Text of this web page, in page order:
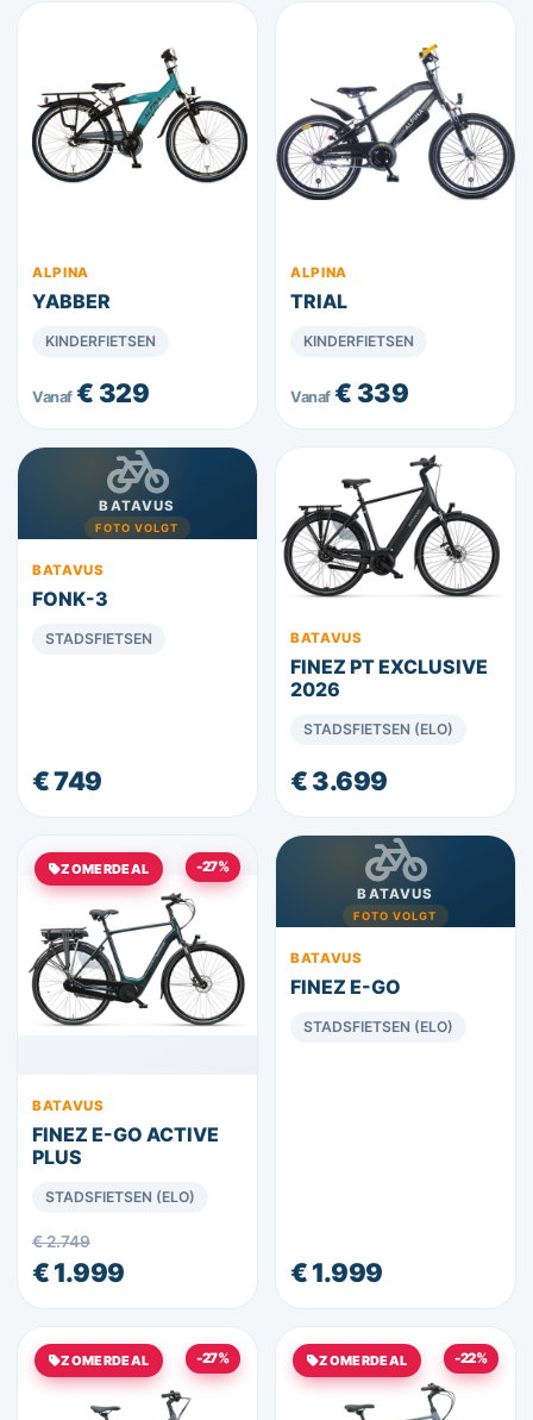
ALPINA
YABBER
KINDERFIETSEN
Vanaf€ 329
ALPINA
TRIAL
KINDERFIETSEN
Vanaf€ 339
BATAVUS
FOTO VOLGT
BATAVUS
FONK-3
STADSFIETSEN
€ 749
BATAVUS
FINEZ PT EXCLUSIVE
2026
STADSFIETSEN (ELO)
€ 3.699
ZOMERDEAL -27%
BATAVUS
FINEZ E-GO ACTIVE
PLUS
STADSFIETSEN (ELO)
€ 2.749
€ 1.999
BATAVUS
FOTO VOLGT
BATAVUS
FINEZ E-GO
STADSFIETSEN (ELO)
€ 1.999
ZOMERDEAL -27% ZOMERDEAL -22%